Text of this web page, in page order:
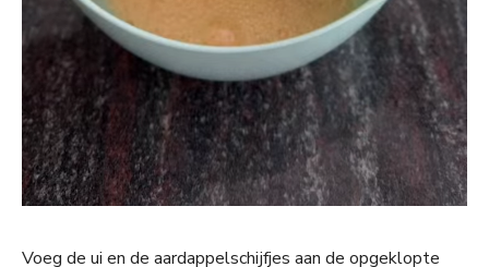
Voeg de ui en de aardappelschijfjes aan de opgeklopte